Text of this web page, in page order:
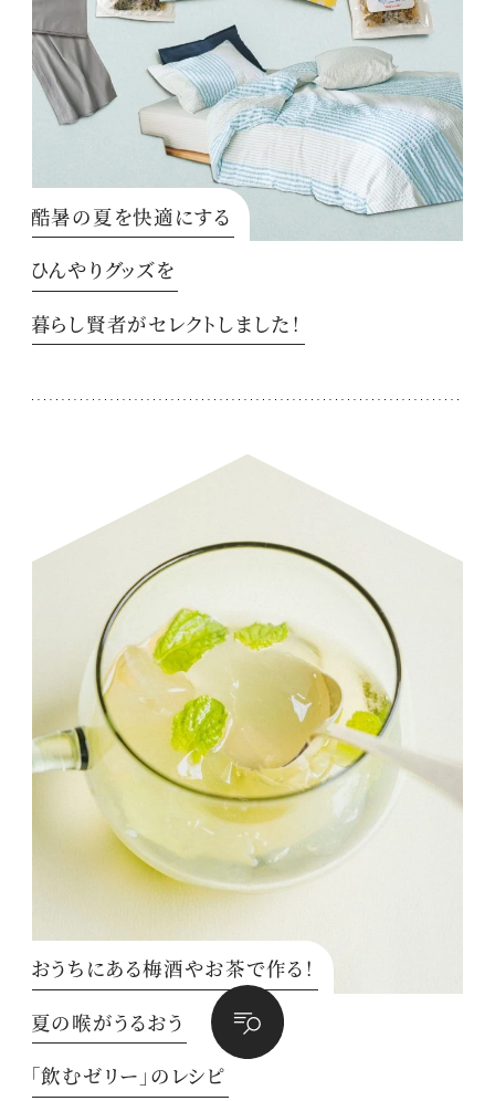
酷暑の夏を快適にする
ひんやりグッズを
暮らし賢者がセレクトしました！
おうちにある梅酒やお茶で作る！
夏の喉がうるおう
「飲むゼリー」のレシピ